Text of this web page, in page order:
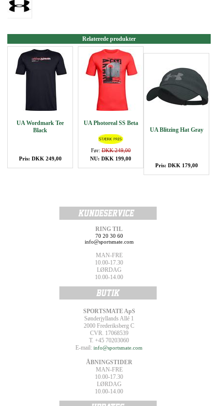
Relaterede produkter
UA Wordmark Tee
Black
Pris: DKK 249,00
UA Photoreal SS Beta
Før:DKK 249,00
NU: DKK 199,00
UA Blitzing Hat Gray
Pris: DKK 179,00
RING TIL
70 20 30 60
info@sportsmate.com
MAN-FRE
10.00-17.30
LØRDAG
10.00-14.00
SPORTSMATE ApS
Sønderjyllands Allé 1
2000 Frederiksberg C
CVR. 17068539
T. +45 70203060
E-mail: info@sportsmate.com
ÅBNINGSTIDER
MAN-FRE
10.00-17.30
LØRDAG
10.00-14.00